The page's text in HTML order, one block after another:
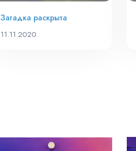
Загадка раскрыта
11.11.2020